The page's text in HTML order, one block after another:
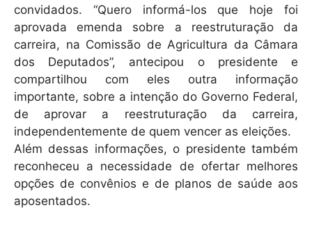
convidados. “Quero informá-los que hoje foi
aprovada emenda sobre a reestruturação da
carreira, na Comissão de Agricultura da Câmara
dos Deputados”, antecipou o presidente e
compartilhou com eles outra informação
importante, sobre a intenção do Governo Federal,
de aprovar a reestruturação da carreira,
independentemente de quem vencer as eleições.
Além dessas informações, o presidente também
reconheceu a necessidade de ofertar melhores
opções de convênios e de planos de saúde aos
aposentados.